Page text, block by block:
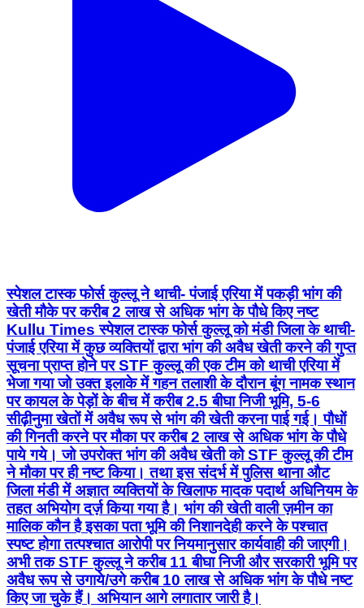
स्पेशल टास्क फोर्स कुल्लू ने थाची- पंजाई एरिया में पकड़ी भांग की
खेती मौके पर करीब 2 लाख से अधिक भांग के पौधे किए नष्ट
Kullu Times स्पेशल टास्क फोर्स कुल्लू को मंडी जिला के थाची-
पंजाई एरिया में कुछ व्यक्तियों द्वारा भांग की अवैध खेती करने की गुप्त
सूचना प्राप्त होने पर STF कुल्लू की एक टीम को थाची एरिया में
भेजा गया जो उक्त इलाके में गहन तलाशी के दौरान बूंग नामक स्थान
पर कायल के पेड़ों के बीच में करीब 2.5 बीघा निजी भूमि, 5-6
सीढ़ीनुमा खेतों में अवैध रूप से भांग की खेती करना पाई गई। पौधों
की गिनती करने पर मौका पर करीब 2 लाख से अधिक भांग के पौधे
पाये गये। जो उपरोक्त भांग की अवैध खेती को STF कुल्लू की टीम
ने मौका पर ही नष्ट किया। तथा इस संदर्भ में पुलिस थाना औट
जिला मंडी में अज्ञात व्यक्तियों के खिलाफ मादक पदार्थ अधिनियम के
तहत अभियोग दर्ज़ किया गया है। भांग की खेती वाली ज़मीन का
मालिक कौन है इसका पता भूमि की निशानदेही करने के पश्चात
स्पष्ट होगा तत्पश्चात आरोपी पर नियमानुसार कार्यवाही की जाएगी।
अभी तक STF कुल्लू ने करीब 11 बीघा निजी और सरकारी भूमि पर
अवैध रूप से उगाये/उगे करीब 10 लाख से अधिक भांग के पौधे नष्ट
किए जा चुके हैं। अभियान आगे लगातार जारी है।